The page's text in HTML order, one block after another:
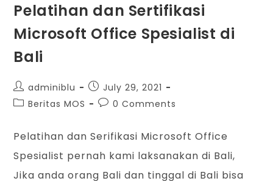
Pelatihan dan Sertifikasi
Microsoft Office Spesialist di
Bali
adminiblu
July 29, 2021
Beritas MOS
0 Comments
Pelatihan dan Serifikasi Microsoft Office
Spesialist pernah kami laksanakan di Bali,
Jika anda orang Bali dan tinggal di Bali bisa